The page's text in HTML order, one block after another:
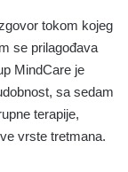
tokom kojeg
se prilagođava
MindCare je
sa sedam
terapije,
vrste tretmana.